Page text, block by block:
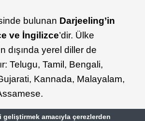
bulunan Darjeeling’in
ve İngilizce’dir. Ülke
dışında yerel diller de
Telugu, Tamil, Bengali,
Kannada, Malayalam,
amacıyla çerezlerden